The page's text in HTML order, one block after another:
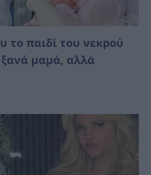
το παιδί του νεκpού
ξανά μαμά, αλλά